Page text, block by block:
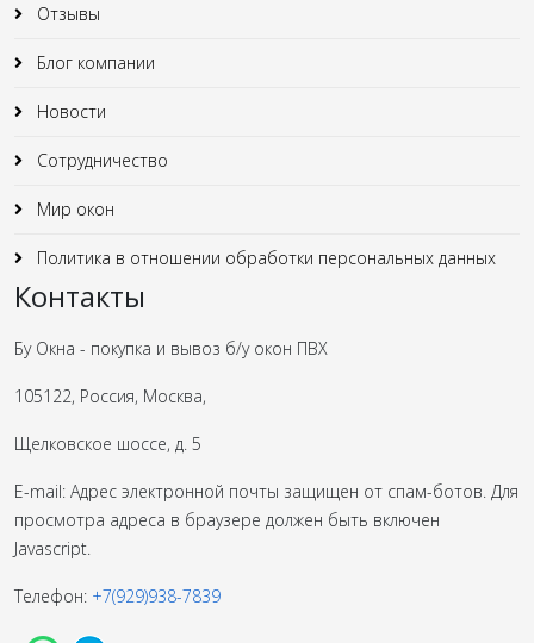
Отзывы
Блог компании
Новости
Сотрудничество
Мир окон
Политика в отношении обработки персональных данных
Контакты
Бу Окна - покупка и вывоз б/у окон ПВХ
105122, Россия, Москва,
Щелковское шоссе, д. 5
E-mail: Адрес электронной почты защищен от спам-ботов. Для
просмотра адреса в браузере должен быть включен
Javascript.
Телефон: +7(929)938-7839